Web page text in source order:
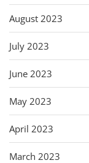
August 2023
July 2023
June 2023
May 2023
April 2023
March 2023